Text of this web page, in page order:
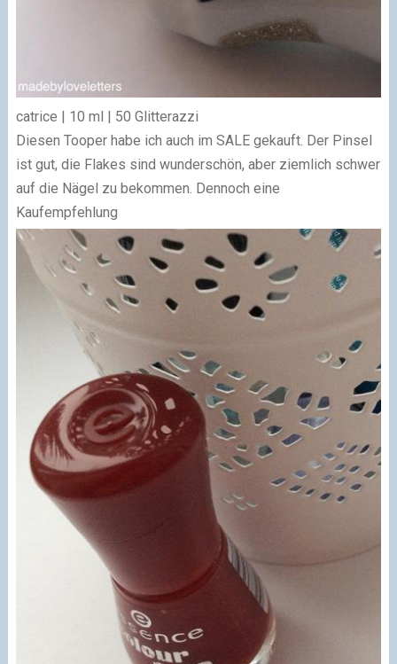
catrice | 10 ml | 50 Glitterazzi
Diesen Tooper habe ich auch im SALE gekauft. Der Pinsel
ist gut, die Flakes sind wunderschön, aber ziemlich schwer
auf die Nägel zu bekommen. Dennoch eine
Kaufempfehlung